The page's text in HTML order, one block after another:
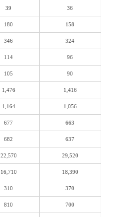
39 36
180 158
346 324
114 96
105 90
1,476 1,416
1,164 1,056
677 663
682 637
22,570 29,520
16,710 18,390
310 370
810 700